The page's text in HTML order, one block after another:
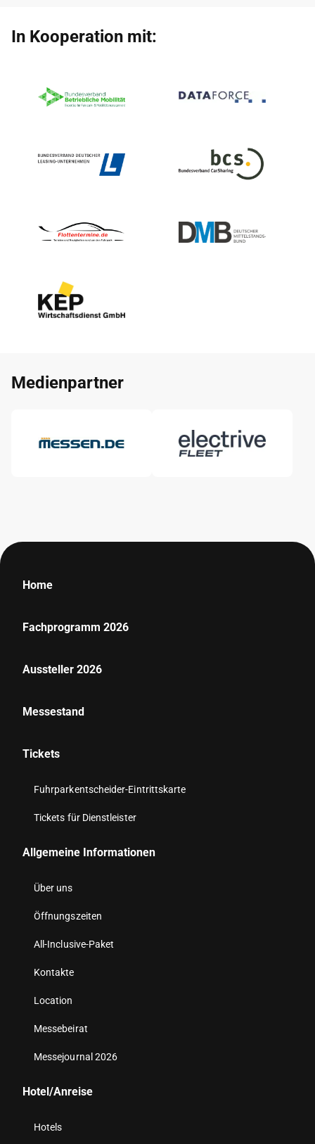
In Kooperation mit:
Medienpartner
Home
Fachprogramm 2026
Aussteller 2026
Messestand
Tickets
Fuhrparkentscheider-Eintrittskarte
Tickets für Dienstleister
Allgemeine Informationen
Über uns
Öffnungszeiten
All-Inclusive-Paket
Kontakte
Location
Messebeirat
Messejournal 2026
Hotel/Anreise
Hotels